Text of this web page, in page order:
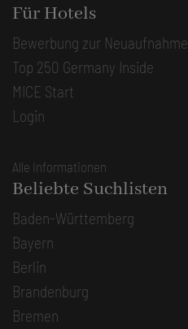
Für Hotels
Bewerbung zur Neuaufnahme
Top 250 Germany Inside
MICE Start
Login
Alle Informationen
Beliebte Suchlisten
Baden-Württemberg
Bayern
Berlin
Brandenburg
Bremen